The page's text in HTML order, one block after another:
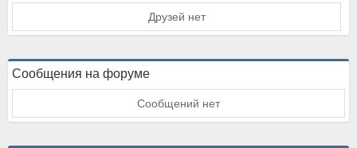
Друзей нет
Сообщения на форуме
Сообщений нет